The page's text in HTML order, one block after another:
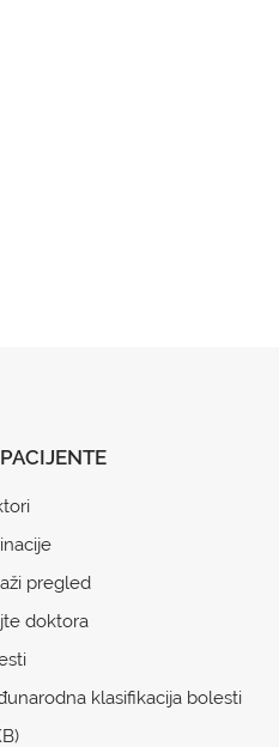
pregled
doktora
klasifikacija bolesti